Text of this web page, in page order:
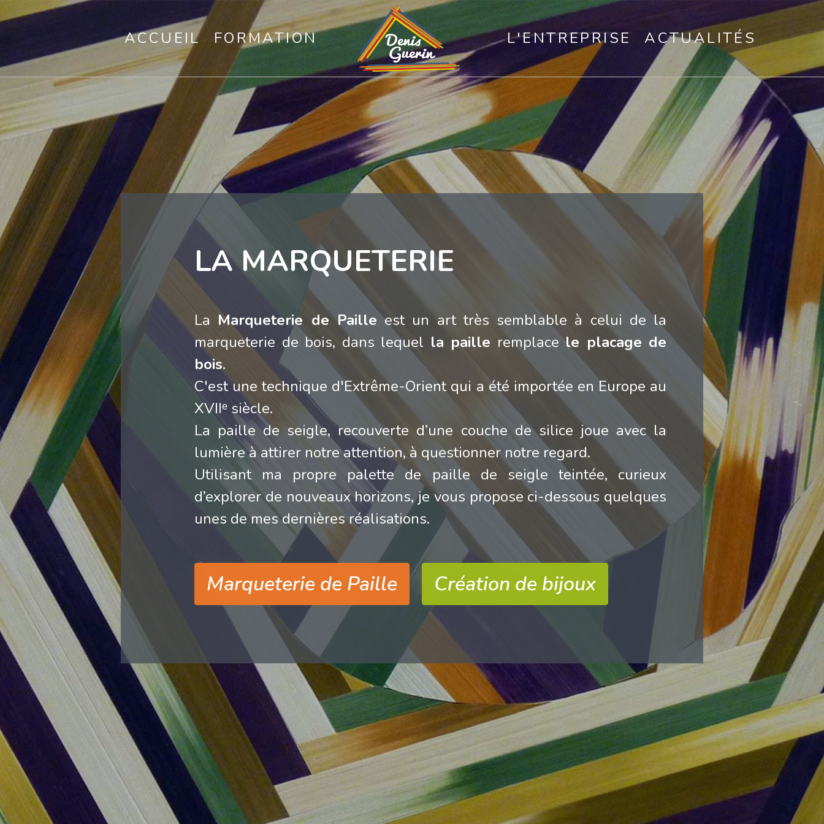
ACCUEIL FORMATION L'ENTREPRISE ACTUALITÉS
LA MARQUETERIE
La Marqueterie de Paille est un art très semblable à celui de la
marqueterie de bois, dans lequel la paille remplacele placage de
bois.
C'est une technique d'Extrême-Orient qui a été importée en Europe au
XVIIᵉ siècle.
La paille de seigle, recouverte d’une couche de silice joue avec la
lumière à attirer notre attention, à questionner notre regard.
Utilisant ma propre palette de paille de seigle teintée, curieux
d’explorer de nouveaux horizons, je vous propose ci-dessous quelques
unes de mes dernières réalisations.
Marqueterie de Paille Création de bijoux